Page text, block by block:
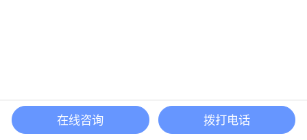
在线咨询 拨打电话